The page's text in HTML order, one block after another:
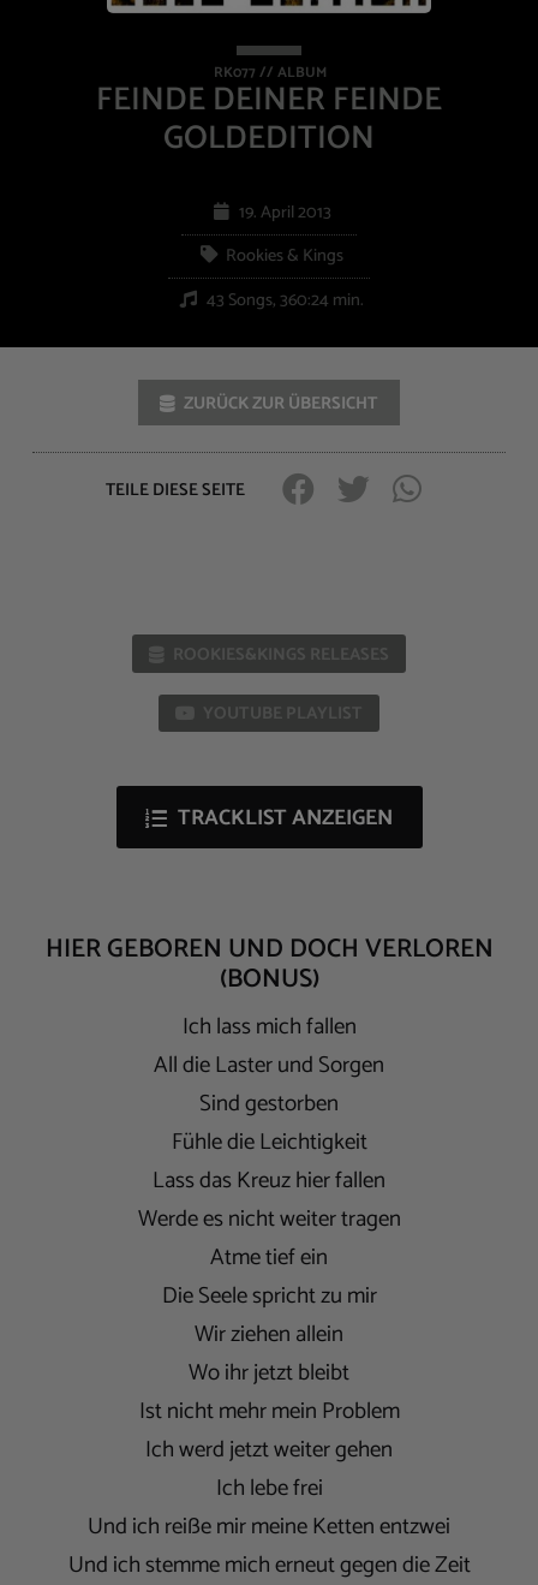
RK077 // ALBUM
FEINDE DEINER FEINDE
GOLDEDITION
19. April 2013
Rookies & Kings
43 Songs, 360:24 min.
ZURÜCK ZUR ÜBERSICHT
TEILE DIESE SEITE
ROOKIES&KINGS RELEASES
YOUTUBE PLAYLIST
TRACKLIST ANZEIGEN
HIER GEBOREN UND DOCH VERLOREN
(BONUS)
Ich lass mich fallen
All die Laster und Sorgen
Sind gestorben
Fühle die Leichtigkeit
Lass das Kreuz hier fallen
Werde es nicht weiter tragen
Atme tief ein
Die Seele spricht zu mir
Wir ziehen allein
Wo ihr jetzt bleibt
Ist nicht mehr mein Problem
Ich werd jetzt weiter gehen
Ich lebe frei
Und ich reiße mir meine Ketten entzwei
Und ich stemme mich erneut gegen die Zeit